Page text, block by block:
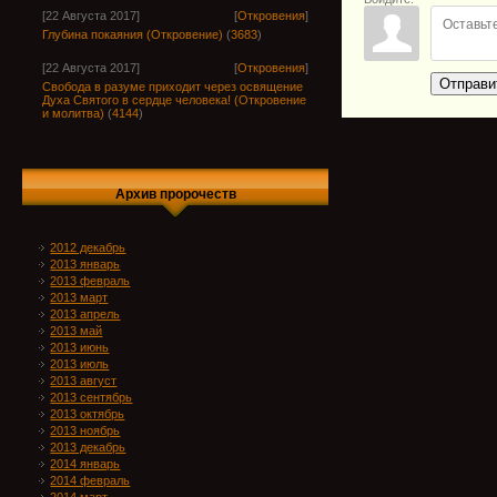
[22 Августа 2017] [Откровения]
Глубина покаяния (Откровение) (3683)
[22 Августа 2017] [Откровения]
Свобода в разуме приходит через освящение
Духа Святого в сердце человека! (Откровение
и молитва) (4144)
Архив пророчеств
2012 декабрь
2013 январь
2013 февраль
2013 март
2013 апрель
2013 май
2013 июнь
2013 июль
2013 август
2013 сентябрь
2013 октябрь
2013 ноябрь
2013 декабрь
2014 январь
2014 февраль